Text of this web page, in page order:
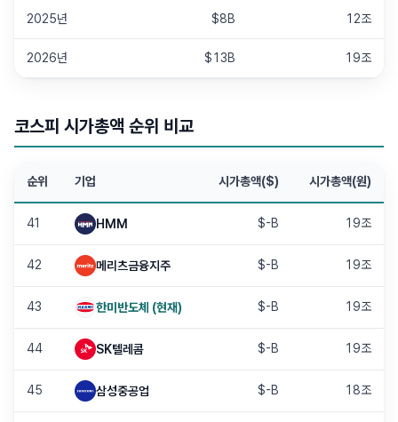
2025년 $8B 12조
2026년 $13B 19조
코스피 시가총액 순위 비교
순위 기업 시가총액($) 시가총액(원)
41 HMM $-B 19조
42 메리츠금융지주 $-B 19조
43 한미반도체 (현재) $-B 19조
44 SK텔레콤 $-B 19조
45 삼성중공업 $-B 18조